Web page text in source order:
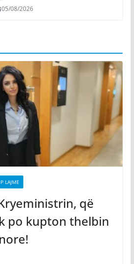
05/08/2026
LAJME
që
po kupton thelbin